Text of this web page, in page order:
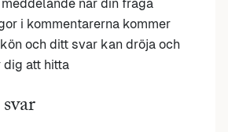
när din fråga
i kommentarerna kommer
och ditt svar kan dröja och
att hitta